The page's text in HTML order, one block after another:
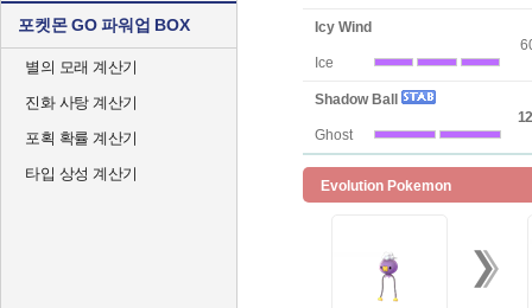
포켓몬 GO 파워업 BOX
별의 모래 계산기
진화 사탕 계산기
포획 확률 계산기
타입 상성 계산기
Icy Wind
Ice
Shadow Ball
Ghost
Evolution Pokemon